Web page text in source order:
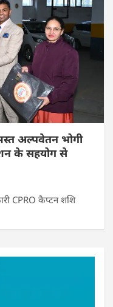
अल्पवेतन भोगी
के सहयोग से
CPRO कैप्टन शशि